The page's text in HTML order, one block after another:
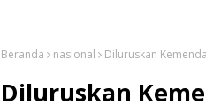
Beranda nasional Diluruskan
Diluruskan